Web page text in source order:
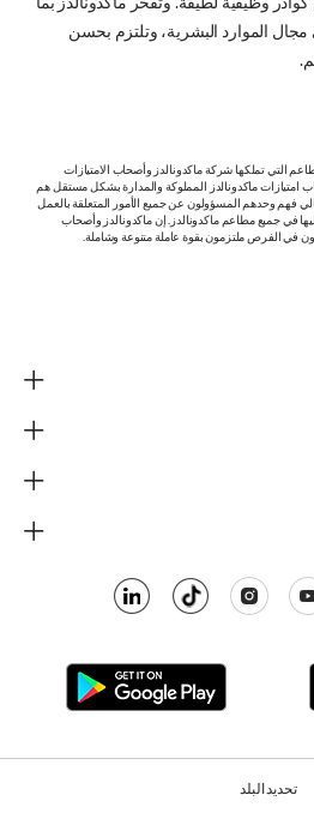
وظيفية لطيفة. وتفخر ماكدونالدز بما
مجال الموارد البشرية، وتلتزم بحسن
التي تملكها شركة ماكدونالدز وأصحاب الامتيازات
امتيازات ماكدونالدز المملوكة والمدارة بشكل مستقل هم
فهم وحدهم المسؤولون عن جميع الأمور المتعلقة بالعمل
في جميع مطاعم ماكدونالدز. إن ماكدونالدز وأصحاب
في الفرص ملتزمون بقوة عاملة متنوعة وشاملة.
تحديد البلد